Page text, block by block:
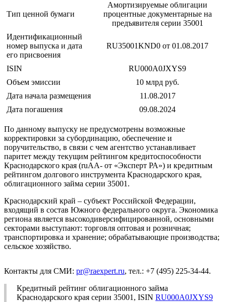
Тип ценной бумаги
Амортизируемые облигации
процентные документарные на
предъявителя серии 35001
Идентификационный
номер выпуска и дата
его присвоения
RU35001KND0 от 01.08.2017
ISIN
RU000A0JXYS9
Объем эмиссии
10 млрд руб.
Дата начала размещения
11.08.2017
Дата погашения
09.08.2024
По данному выпуску не предусмотрены возможные
корректировки за субординацию, обеспечение и
поручительство, в связи с чем агентство устанавливает
паритет между текущим рейтингом кредитоспособности
Краснодарского края (ruАА- от «Эксперт РА») и кредитным
рейтингом долгового инструмента Краснодарского края,
облигационного займа серии 35001.
Краснодарский край – субъект Российской Федерации,
входящий в состав Южного федерального округа. Экономика
региона является высокодиверсифицированной, основными
секторами выступают: торговля оптовая и розничная;
транспортировка и хранение; обрабатывающие производства;
сельское хозяйство.
Контакты для СМИ: pr@raexpert.ru, тел.: +7 (495) 225-34-44.
Кредитный рейтинг облигационного займа
Краснодарского края серии 35001, ISIN RU000A0JXYS9